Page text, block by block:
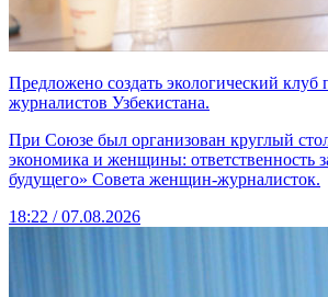
Предложено создать экологический
журналистов Узбекистана.
При Союзе был организован круглый
экономика и женщины: ответственность
будущего» Совета женщин-журналисток.
18:22 / 07.08.2026